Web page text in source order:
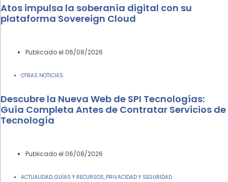
Atos impulsa la soberanía digital con su
plataforma Sovereign Cloud
Publicado el 06/08/2026
OTRAS NOTICIAS
Descubre la Nueva Web de SPI Tecnologías:
Guía Completa Antes de Contratar Servicios de
Tecnología
Publicado el 06/08/2026
ACTUALIDAD,GUÍAS Y RECURSOS, PRIVACIDAD Y SEGURIDAD